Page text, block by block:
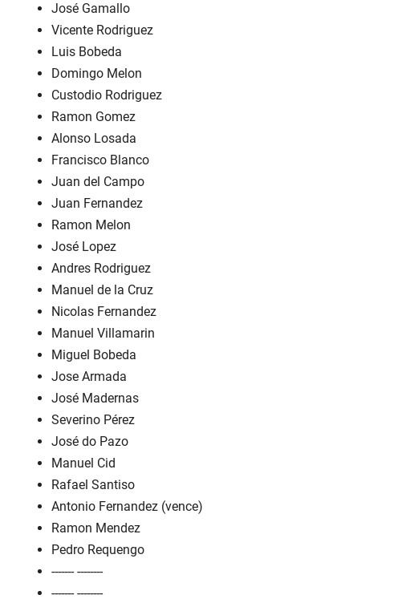
José Gamallo
Vicente Rodriguez
Luis Bobeda
Domingo Melon
Custodio Rodriguez
Ramon Gomez
Alonso Losada
Francisco Blanco
Juan del Campo
Juan Fernandez
Ramon Melon
José Lopez
Andres Rodriguez
Manuel de la Cruz
Nicolas Fernandez
Manuel Villamarin
Miguel Bobeda
Jose Armada
José Madernas
Severino Pérez
José do Pazo
Manuel Cid
Rafael Santiso
Antonio Fernandez (vence)
Ramon Mendez
Pedro Requengo
------- --------
------- --------